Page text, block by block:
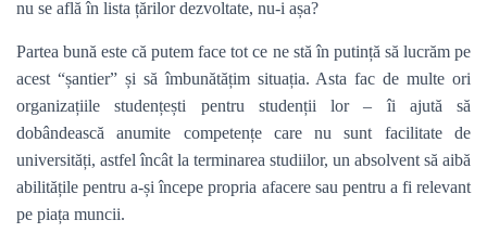
nu se află în lista țărilor dezvoltate, nu-i așa?
Partea bună este că putem face tot ce ne stă în putință să lucrăm pe
acest “șantier” și să îmbunătățim situația. Asta fac de multe ori
organizațiile studențești pentru studenții lor – îi ajută să
dobândească anumite competențe care nu sunt facilitate de
universități, astfel încât la terminarea studiilor, un absolvent să aibă
abilitățile pentru a-și începe propria afacere sau pentru a fi relevant
pe piața muncii.